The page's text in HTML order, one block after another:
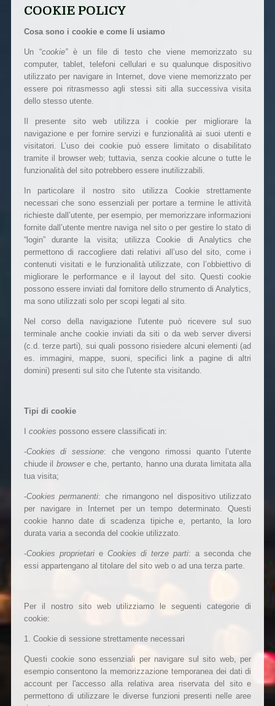
COOKIE POLICY
Cosa sono i cookie e come li usiamo
Un “cookie” è un file di testo che viene memorizzato su
computer, tablet, telefoni cellulari e su qualunque dispositivo
utilizzato per navigare in Internet, dove viene memorizzato per
essere poi ritrasmesso agli stessi siti alla successiva visita
dello stesso utente.
Il presente sito web utilizza i cookie per migliorare la
navigazione e per fornire servizi e funzionalità ai suoi utenti e
visitatori. L’uso dei cookie può essere limitato o disabilitato
tramite il browser web; tuttavia, senza cookie alcune o tutte le
funzionalità del sito potrebbero essere inutilizzabili.
In particolare il nostro sito utilizza Cookie strettamente
necessari che sono essenziali per portare a termine le attività
richieste dall’utente, per esempio, per memorizzare informazioni
fornite dall’utente mentre naviga nel sito o per gestire lo stato di
“login” durante la visita; utilizza Cookie di Analytics che
permettono di raccogliere dati relativi all’uso del sito, come i
contenuti visitati e le funzionalità utilizzate, con l’obbiettivo di
migliorare le performance e il layout del sito. Questi cookie
possono essere inviati dal fornitore dello strumento di Analytics,
ma sono utilizzati solo per scopi legati al sito.
Nel corso della navigazione l'utente può ricevere sul suo
terminale anche cookie inviati da siti o da web server diversi
(c.d. terze parti), sui quali possono risiedere alcuni elementi (ad
es. immagini, mappe, suoni, specifici link a pagine di altri
domini) presenti sul sito che l'utente sta visitando.
Tipi di cookie
cookies possono essere classificati in:
-Cookies di sessione: che vengono rimossi quanto l’utente
chiude il browsere che, pertanto, hanno una durata limitata alla
tua visita;
-Cookies permanenti: che rimangono nel dispositivo utilizzato
per navigare in Internet per un tempo determinato. Questi
cookie hanno date di scadenza tipiche e, pertanto, la loro
durata varia a seconda del cookie utilizzato.
-Cookies proprietarie Cookies di terze parti: a seconda che
essi appartengano al titolare del sito web o ad una terza parte.
Per il nostro sito web utilizziamo le seguenti categorie di
cookie:
1. Cookie di sessione strettamente necessari
Questi cookie sono essenziali per navigare sul sito web, per
esempio consentono la memorizzazione temporanea dei dati di
account per l'accesso alla relativa area riservata del sito e
permettono di utilizzare le diverse funzioni presenti nelle aree